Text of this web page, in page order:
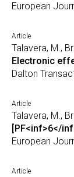
European
Article
Talavera, M.,
Electronic
Dalton
Article
Talavera, M.,
[PF<inf>6</
European
Article